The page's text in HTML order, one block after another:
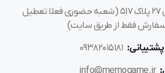
مشهد پنجتن ۲۷ پلاک ۵۱۷ (شعبه حضوری فعلا تعطیل
فقط از طریق سایت)
۰۹۳۸۲۰۱۵۱۸۱
info@memogame.ir